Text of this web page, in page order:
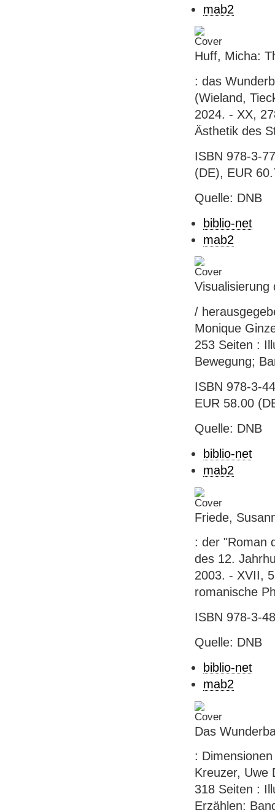
mab2
Huff, Micha:
: das
(Wieland,
2024. - XX,
Ästhetik des
ISBN 978-3-
(DE), EUR
Quelle: DNB
biblio-net
mab2
Visualisierung
/
Monique
253 Seiten :
Bewegung;
ISBN 978-3-
EUR 58.00
Quelle: DNB
biblio-net
mab2
Friede,
: der "Roman
des 12.
2003. - XVII,
romanische
ISBN 978-3-
Quelle: DNB
biblio-net
mab2
Das
:
Kreuzer, Uwe
318 Seiten :
Erzählen;